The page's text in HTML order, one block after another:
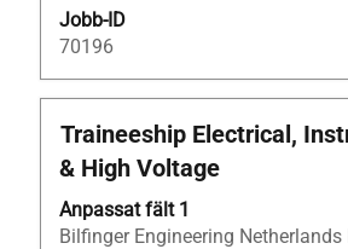
Jobb-ID
70196
Titel
Traineeship Electrical,
& High Voltage
Anpassat fält 1
Bilfinger Engineering Netherlands
Klicka
på
blankstegstangenten
för
att